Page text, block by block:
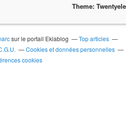
Theme:
sur le portail Eklablog
Top articles
Cookies et données personnelles
cookies